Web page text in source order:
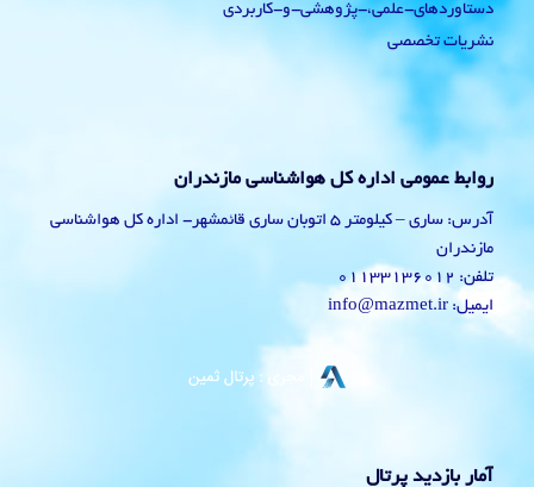
دستاوردهای-علمی،-پژوهشی-و-کاربردی
نشریات تخصصی
روابط عمومی اداره کل هواشناسی مازندران
آدرس: ساری – کیلومتر 5 اتوبان ساری قائمشهر- اداره کل هواشناسی
مازندران
تلفن: 01133136012
ایمیل: info@mazmet.ir
آمار بازدید پرتال